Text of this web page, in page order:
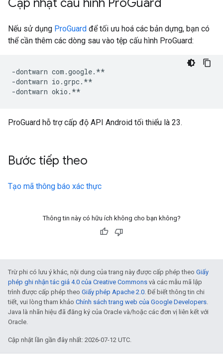
Cập nhật cấu hình ProGuard
Nếu sử dụng ProGuard để tối ưu hoá các bản dựng, bạn có
thể cần thêm các dòng sau vào tệp cấu hình ProGuard:
-dontwarn com.google.**
-dontwarn io.grpc.**
ProGuard hỗ trợ cấp độ API Android tối thiểu là 23.
Bước tiếp theo
Tạo mã thông báo xác thực
Thông tin này có hữu ích không cho bạn không?
Trừ phi có lưu ý khác, nội dung của trang này được cấp phép theo Giấy
phép ghi nhận tác giả 4.0 của Creative Commons và các mẫu mã lập
trình được cấp phép theo Giấy phép Apache 2.0. Để biết thông tin chi
tiết, vui lòng tham khảo Chính sách trang web của Google Developers.
Java là nhãn hiệu đã đăng ký của Oracle và/hoặc các đơn vị liên kết với
Oracle.
Cập nhật lần gần đây nhất: 2026-07-12 UTC.